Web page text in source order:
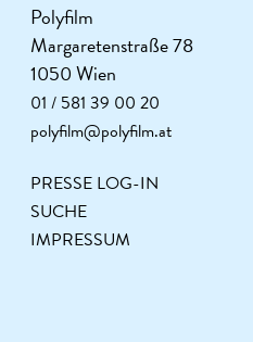
Polyfilm
Margaretenstraße 78
1050 Wien
01 / 581 39 00 20
polyfilm@polyfilm.at
PRESSE LOG-IN
SUCHE
IMPRESSUM